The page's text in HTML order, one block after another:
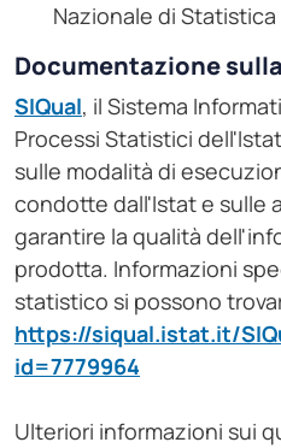
Nazionale di Statistica
Documentazione
SIQual, il Sistema
Processi Statistici
sulle modalità di
condotte dall'Istat e sulle
garantire la qualità
prodotta. Informazioni
statistico si possono
https://siqual.istat.it/
id=7779964
Ulteriori informazioni sui